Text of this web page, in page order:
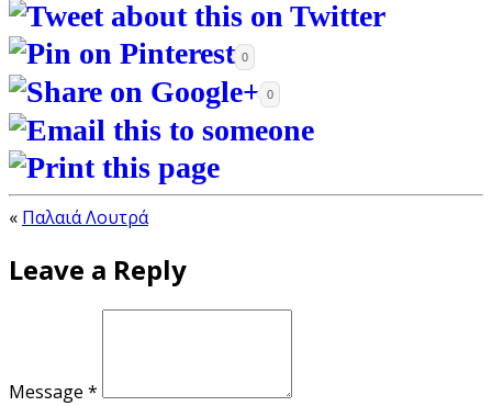
0
0
« Παλαιά Λουτρά
Leave a Reply
Message *